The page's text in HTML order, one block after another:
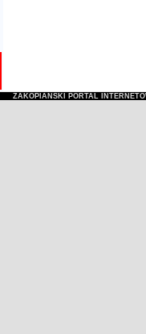
ZAKOPIAŃSKI PORTAL